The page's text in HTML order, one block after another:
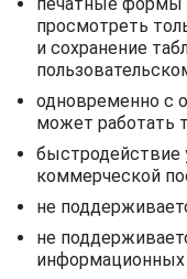
просмотреть
и сохранение
одновременно с
может работать
быстродействие
коммерческой
не
не
информационных